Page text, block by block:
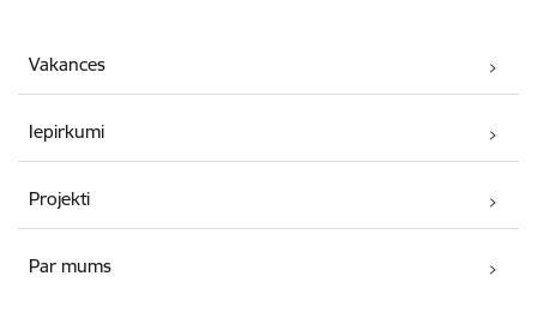
Vakances
Iepirkumi
Projekti
Par mums